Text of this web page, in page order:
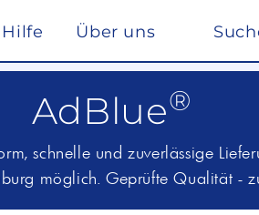
Hilfe Über uns
nach ISO 22241
Pflege, Reinigung und Optimierung
Scheibenreiniger /
einen
zur
Individuelle
Maßgeschneiderte
Services für
AdBlue®
schnelle und zuverlässige
möglich. Geprüfte Qualität -